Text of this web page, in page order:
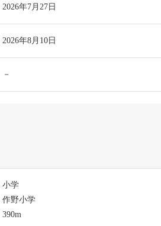
2026年7月27日
2026年8月10日
－
小学
作野小学
390m